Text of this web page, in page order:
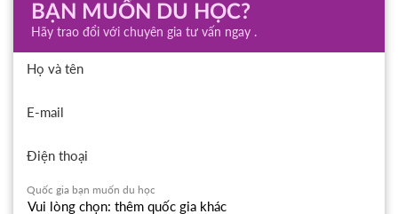
BẠN MUỐN DU HỌC?
Hãy trao đổi với chuyên gia tư vấn ngay .
Họ và tên
E-mail
Điện thoại
Quốc gia bạn muốn du học